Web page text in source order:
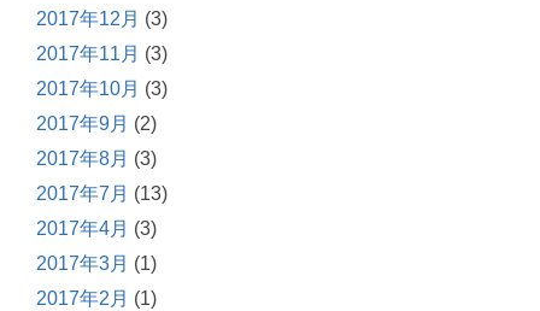
2017年12月 (3)
2017年11月 (3)
2017年10月 (3)
2017年9月 (2)
2017年8月 (3)
2017年7月 (13)
2017年4月 (3)
2017年3月 (1)
2017年2月 (1)